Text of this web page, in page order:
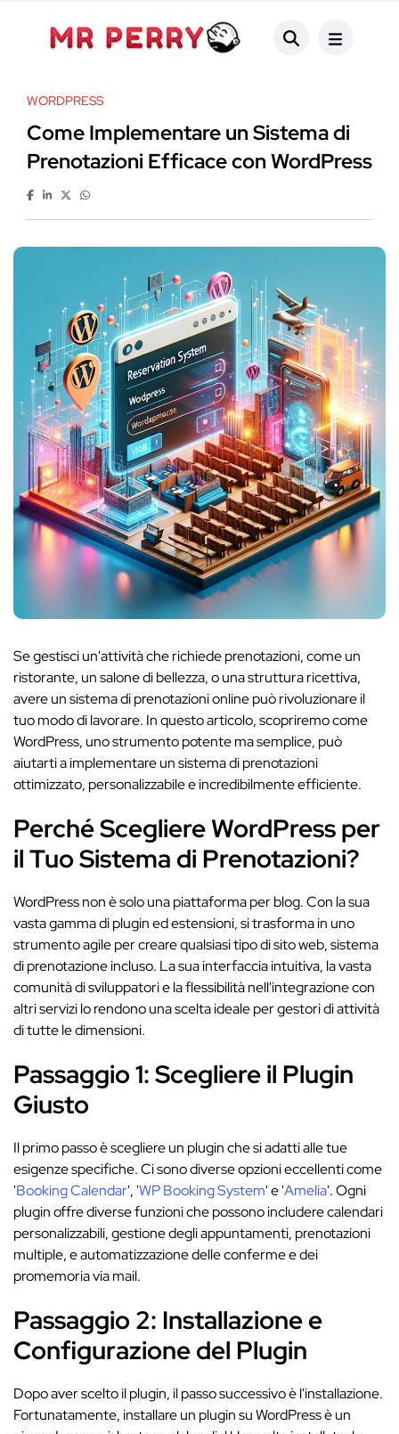
WORDPRESS
Come Implementare un Sistema di
Prenotazioni Efficace con WordPress
Se gestisci un'attività che richiede prenotazioni, come un
ristorante, un salone di bellezza, o una struttura ricettiva,
avere un sistema di prenotazioni online può rivoluzionare il
tuo modo di lavorare. In questo articolo, scopriremo come
WordPress, uno strumento potente ma semplice, può
aiutarti a implementare un sistema di prenotazioni
ottimizzato, personalizzabile e incredibilmente efficiente.
Perché Scegliere WordPress per
il Tuo Sistema di Prenotazioni?
WordPress non è solo una piattaforma per blog. Con la sua
vasta gamma di plugin ed estensioni, si trasforma in uno
strumento agile per creare qualsiasi tipo di sito web, sistema
di prenotazione incluso. La sua interfaccia intuitiva, la vasta
comunità di sviluppatori e la flessibilità nell'integrazione con
altri servizi lo rendono una scelta ideale per gestori di attività
di tutte le dimensioni.
Passaggio 1: Scegliere il Plugin
Giusto
Il primo passo è scegliere un plugin che si adatti alle tue
esigenze specifiche. Ci sono diverse opzioni eccellenti come
'Booking Calendar', 'WP Booking System' e 'Amelia'. Ogni
plugin offre diverse funzioni che possono includere calendari
personalizzabili, gestione degli appuntamenti, prenotazioni
multiple, e automatizzazione delle conferme e dei
promemoria via mail.
Passaggio 2: Installazione e
Configurazione del Plugin
Dopo aver scelto il plugin, il passo successivo è l'installazione.
Fortunatamente, installare un plugin su WordPress è un